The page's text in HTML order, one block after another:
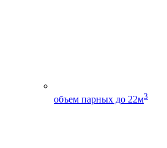
объем парных до 22м3